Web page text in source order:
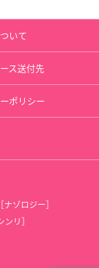
いて
ス送付先
ポリシー
ゾロジー］
リ］